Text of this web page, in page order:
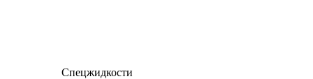
Спецжидкости